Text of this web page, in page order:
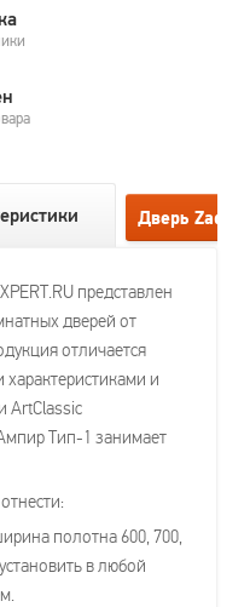
представлен
дверей от
отличается
и
ArtClassic
Тип-1 занимает
полотна 600, 700,
в любой